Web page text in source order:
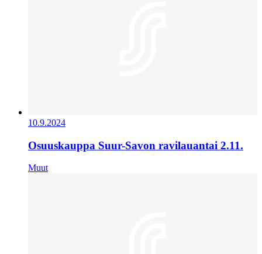
10.9.2024
Osuuskauppa Suur-Savon ravilauantai 2.11.
Muut